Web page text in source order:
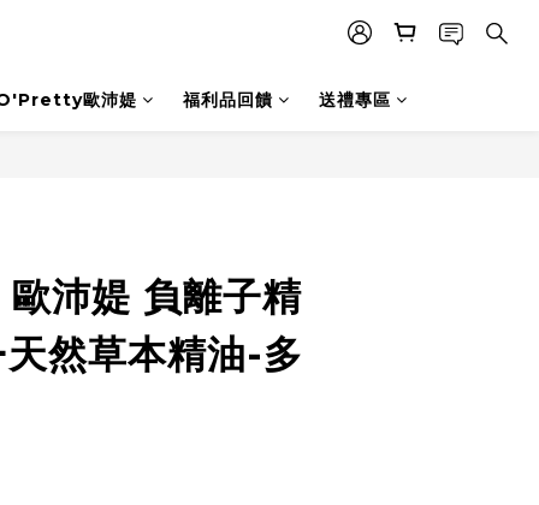
歐沛媞 福利品回饋 送禮專區
沛媞 負離子精
然草本精油-多